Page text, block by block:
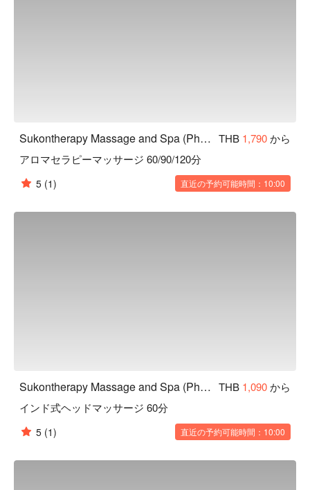
Sukontherapy Massage and Spa (Phaya Thai) THB 1,790から
アロマセラピーマッサージ 60/90/120分
5 (1) 直近の予約可能時間：10:00
Sukontherapy Massage and Spa (Phaya Thai) THB 1,090から
インド式ヘッドマッサージ 60分
5 (1) 直近の予約可能時間：10:00